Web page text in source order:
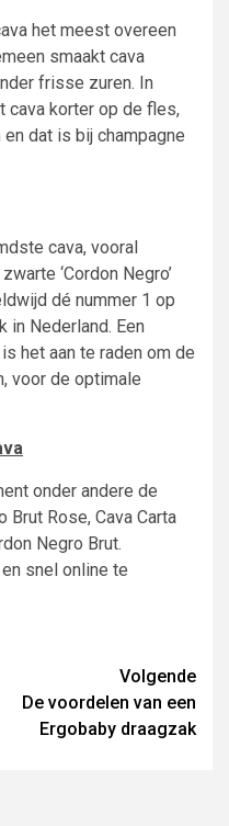
het meest overeen
smaakt cava
frisse zuren. In
cava korter op de fles,
dat is bij champagne
cava, vooral
‘Cordon Negro’
dé nummer 1 op
in Nederland. Een
het aan te raden om de
voor de optimale
onder andere de
Brut Rose, Cava Carta
Negro Brut.
snel online te
Volgende
De voordelen van een
Ergobaby draagzak